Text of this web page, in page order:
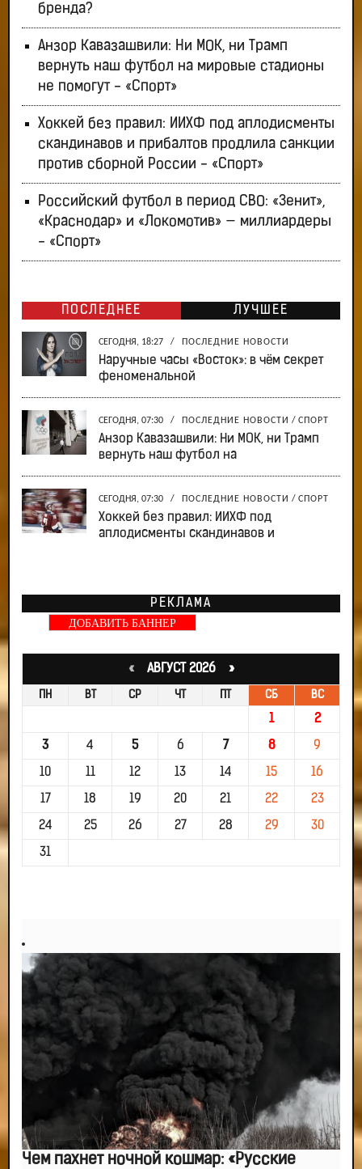
бренда?
Анзор Кавазашвили: Ни МОК, ни Трамп
вернуть наш футбол на мировые стадионы
не помогут - «Спорт»
Хоккей без правил: ИИХФ под аплодисменты
скандинавов и прибалтов продлила санкции
против сборной России - «Спорт»
Российский футбол в период СВО: «Зенит»,
«Краснодар» и «Локомотив» — миллиардеры
- «Спорт»
ПОСЛЕДНЕЕ ЛУЧШЕЕ
СЕГОДНЯ, 18:27 / ПОСЛЕДНИЕ НОВОСТИ
Наручные часы «Восток»: в чём секрет
феноменальной
СЕГОДНЯ, 07:30 / ПОСЛЕДНИЕ НОВОСТИ / СПОРТ
Анзор Кавазашвили: Ни МОК, ни Трамп
вернуть наш футбол на
СЕГОДНЯ, 07:30 / ПОСЛЕДНИЕ НОВОСТИ / СПОРТ
Хоккей без правил: ИИХФ под
аплодисменты скандинавов и
РЕКЛАМА
ДОБАВИТЬ БАННЕР
«АВГУСТ 2026 »
ПН ВТ СР ЧТ ПТ СБ ВС
1 2
3 4 5 6 7 8 9
10 11 12 13 14 15 16
17 18 19 20 21 22 23
24 25 26 27 28 29 30
31
Чем пахнет ночной кошмар: «Русские